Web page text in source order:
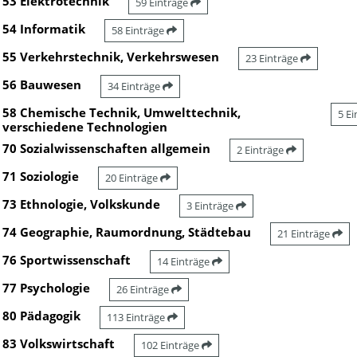
54 Informatik 58 Einträge
55 Verkehrstechnik, Verkehrswesen 23 Einträge
56 Bauwesen 34 Einträge
58 Chemische Technik, Umwelttechnik,
verschiedene Technologien
5
70 Sozialwissenschaften allgemein 2 Einträge
71 Soziologie 20 Einträge
73 Ethnologie, Volkskunde 3 Einträge
74 Geographie, Raumordnung, Städtebau 21 Einträge
76 Sportwissenschaft 14 Einträge
77 Psychologie 26 Einträge
80 Pädagogik 113 Einträge
83 Volkswirtschaft 102 Einträge